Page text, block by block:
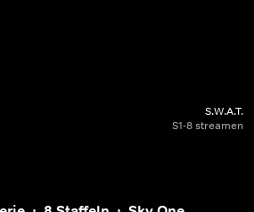
S.W.A.T.
S1-8 streamen